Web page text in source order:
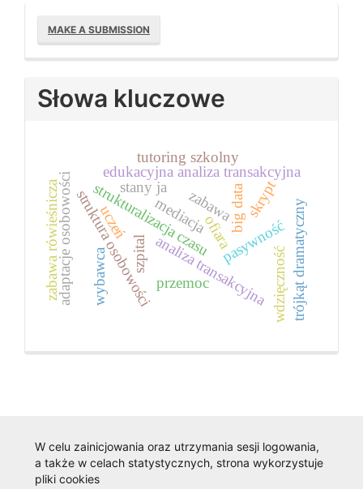
Make
a
Submission
MAKE A SUBMISSION
Słowa kluczowe
zabawa
strukturalizacja czasu
analiza transakcyjna
big data
struktura osobowości pasywność
edukacyjna analiza transakcyjna
uczeń
adaptacje osobowości trójkąt dramatyczny
ofiara
wybawca przemoc
stany ja
tutoring szkolny
skrypt
zabawa rówieśnicza mediacja
szpital wdzięczność
W celu zainicjowania oraz utrzymania sesji logowania,
a także w celach statystycznych, strona wykorzystuje
pliki cookies